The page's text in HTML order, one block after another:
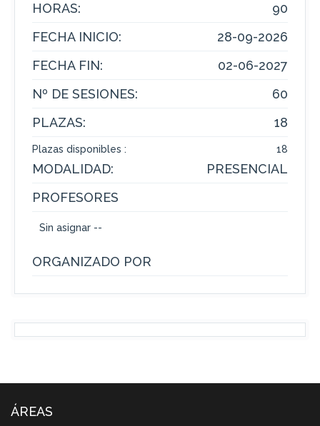
HORAS:
90
FECHA INICIO:
28-09-2026
FECHA FIN:
02-06-2027
Nº DE SESIONES:
60
PLAZAS:
18
Plazas disponibles : 18
MODALIDAD:
PRESENCIAL
PROFESORES
Sin asignar --
ORGANIZADO POR
ÁREAS